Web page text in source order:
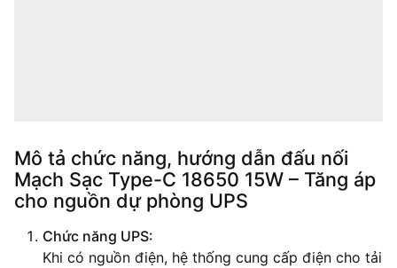
Mô tả chức năng, hướng dẫn đấu nối
Mạch Sạc Type-C 18650 15W – Tăng áp
cho nguồn dự phòng UPS
Chức năng UPS:
Khi có nguồn điện, hệ thống cung cấp điện cho tải